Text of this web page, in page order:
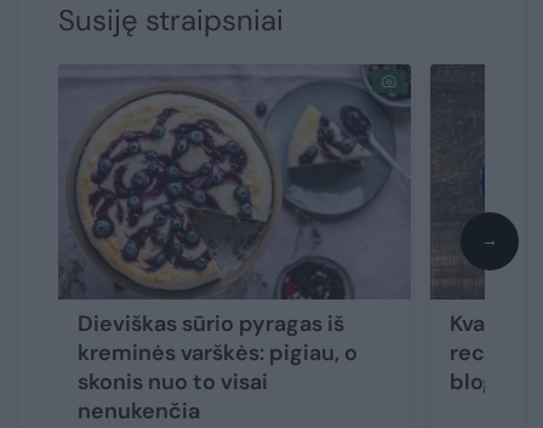
Susiję straipsniai
Dieviškas sūrio pyragas iš
kreminės varškės: pigiau, o
skonis nuo to visai
nenukenčia
blogą
→